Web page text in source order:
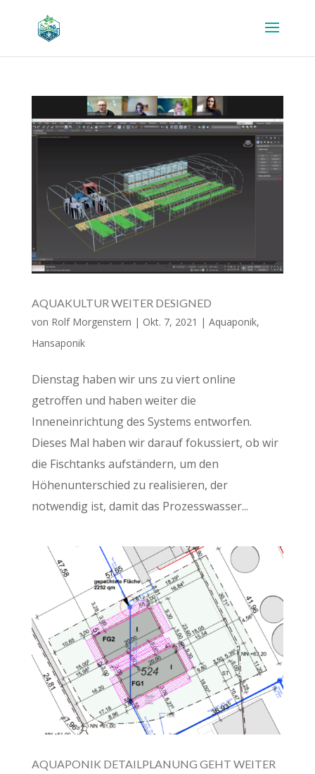
AQUAKULTUR WEITER DESIGNED
von Rolf Morgenstern | Okt. 7, 2021 | Aquaponik,
Hansaponik
Dienstag haben wir uns zu viert online
getroffen und haben weiter die
Inneneinrichtung des Systems entworfen.
Dieses Mal haben wir darauf fokussiert, ob wir
die Fischtanks aufständern, um den
Höhenunterschied zu realisieren, der
notwendig ist, damit das Prozesswasser...
AQUAPONIK DETAILPLANUNG GEHT WEITER